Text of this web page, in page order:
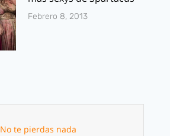
Febrero 8, 2013
No te pierdas nada